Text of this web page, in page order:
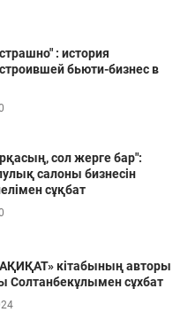
: история
бьюти-бизнес в
сол жерге бар":
салоны бизнесін
сұқбат
кітабының авторы
Солтанбекұлымен сұхбат